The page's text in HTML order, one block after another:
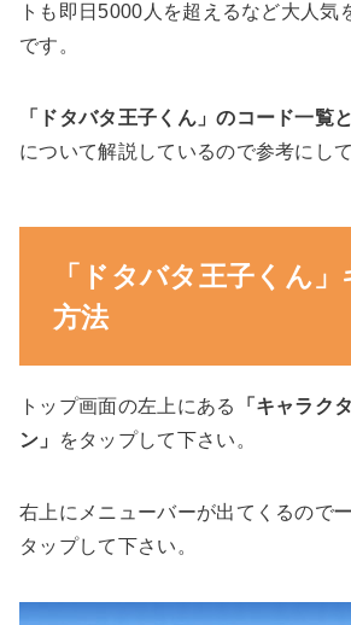
トも即日5000人を超えるなど大人気
です。
「ドタバタ王子くん」のコード一覧
について解説しているので参考にして
「ドタバタ王子くん
方法
トップ画面の左上にある
「キャラク
ン」
をタップして下さい。
右上にメニューバーが出てくるので
タップして下さい。